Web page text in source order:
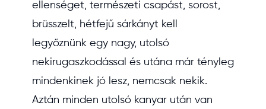
ellenséget, természeti csapást, sorost,
brüsszelt, hétfejű sárkányt kell
legyőznünk egy nagy, utolsó
nekirugaszkodással és utána már tényleg
mindenkinek jó lesz, nemcsak nekik.
Aztán minden utolsó kanyar után van